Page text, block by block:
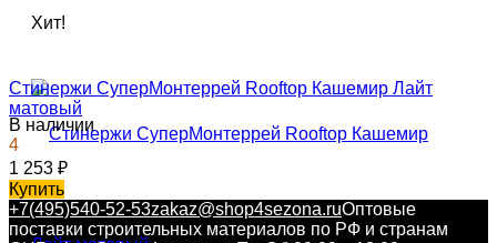
Хит!
Стинержи СуперМонтеррей Rooftop Кашемир Лайт
матовый
В наличии
4
1 253 ₽
Купить
+7(495)540-52-53zakaz@shop4sezona.ruОптовые
поставки строительных материалов по РФ и странам